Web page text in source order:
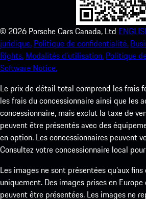
© 2026 Porsche Cars Canada, Ltd
juridique. Politique de confidentialité.
Rights. Modalités d’utilisation. Politique
Software Notice.
Le prix de détail total comprend les frais
les frais du concessionnaire ainsi que les
concessionnaire, mais exclut la taxe de
peuvent être présentés avec des
en option. Les concessionnaires peuvent
Consultez votre concessionnaire local
Les images ne sont présentées qu’aux
uniquement. Des images prises en
peuvent être présentées. Les images ne